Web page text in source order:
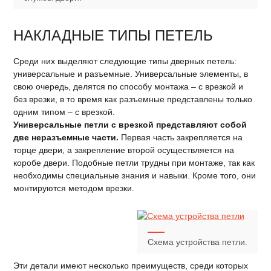
НАКЛАДНЫЕ ТИПЫ ПЕТЕЛЬ
Среди них выделяют следующие типы дверных петель:
универсальные и разъемные. Универсальные элементы, в
свою очередь, делятся по способу монтажа – с врезкой и
без врезки, в то время как разъемные представлены только
одним типом – с врезкой.
Универсальные петли с врезкой представляют собой
две неразъемные части. Первая часть закрепляется на
торце двери, а закрепление второй осуществляется на
коробе двери. Подобные петли трудны при монтаже, так как
необходимы специальные знания и навыки. Кроме того, они
монтируются методом врезки.
Схема устройства петли.
Эти детали имеют несколько преимуществ, среди которых